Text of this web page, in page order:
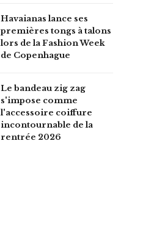
Havaianas lance ses
premières tongs à talons
lors de la Fashion Week
de Copenhague
Le bandeau zig zag
s'impose comme
l'accessoire coiffure
incontournable de la
rentrée 2026